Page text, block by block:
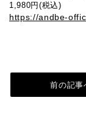
1,980円(税込)
https://andbe-
前の記事